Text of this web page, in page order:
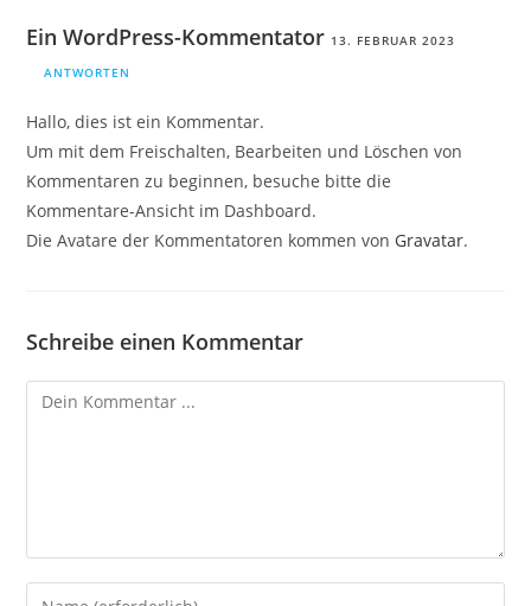
Ein WordPress-Kommentator 13. FEBRUAR 2023
ANTWORTEN
Hallo, dies ist ein Kommentar.
Um mit dem Freischalten, Bearbeiten und Löschen von
Kommentaren zu beginnen, besuche bitte die
Kommentare-Ansicht im Dashboard.
Die Avatare der Kommentatoren kommen von Gravatar.
Schreibe einen Kommentar
Kommentieren
Gib